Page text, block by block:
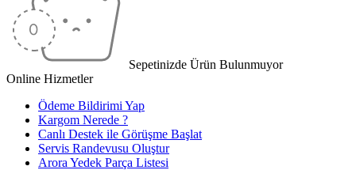
Sepetinizde Ürün Bulunmuyor
Online Hizmetler
Ödeme Bildirimi Yap
Kargom Nerede ?
Canlı Destek ile Görüşme Başlat
Servis Randevusu Oluştur
Arora Yedek Parça Listesi